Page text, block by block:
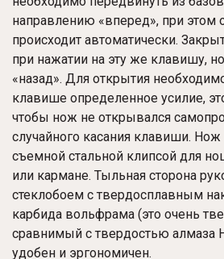
направлению «вперед», при этом
происходит автоматически.
при нажатии на эту же клавишу,
«назад». Для открытия
клавише определенное усилие,
чтобы нож не открывался
случайного касания клавиши. Нож
съемной стальной клипсой для
или кармане. Тыльная сторона
стеклобоем с твердосплавным
карбида вольфрама (это очень
сравнимый с твердостью алмаза
удобен и эргономичен.